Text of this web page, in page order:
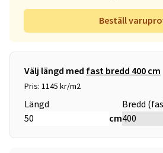
Beställ
Välj längd med fast bredd 400 cm
Pris: 1145 kr/m2
Längd
cm
Bredd